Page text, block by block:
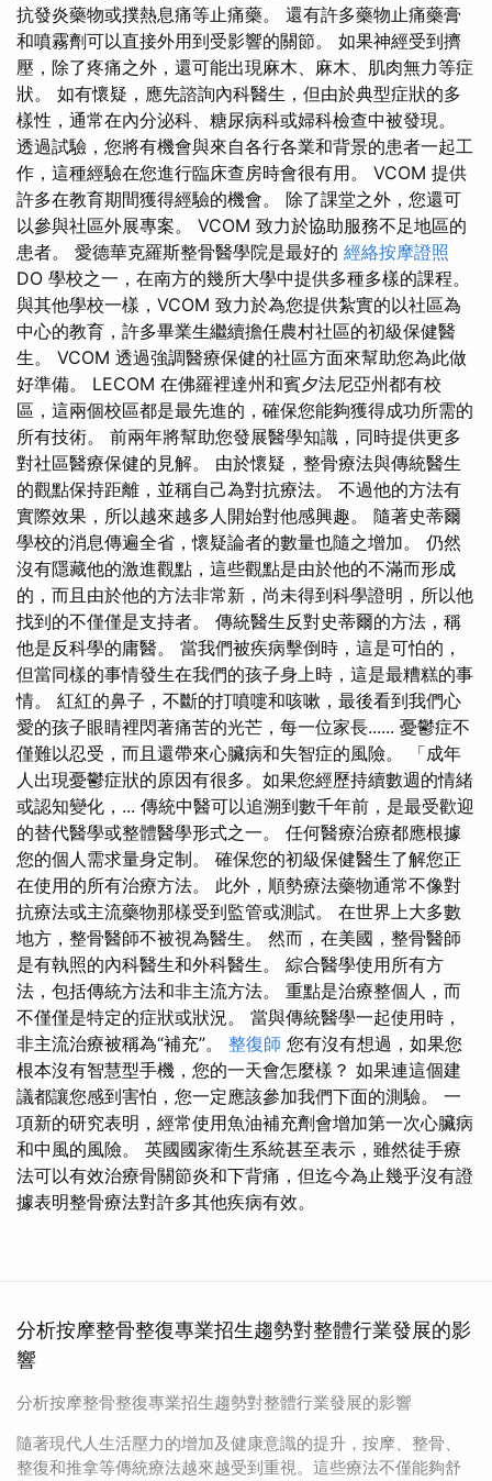
抗發炎藥物或撲熱息痛等止痛藥。 還有許多藥物止痛藥膏
和噴霧劑可以直接外用到受影響的關節。 如果神經受到擠
壓，除了疼痛之外，還可能出現麻木、麻木、肌肉無力等症
狀。 如有懷疑，應先諮詢內科醫生，但由於典型症狀的多
樣性，通常在內分泌科、糖尿病科或婦科檢查中被發現。
透過試驗，您將有機會與來自各行各業和背景的患者一起工
作，這種經驗在您進行臨床查房時會很有用。 VCOM 提供
許多在教育期間獲得經驗的機會。 除了課堂之外，您還可
以參與社區外展專案。 VCOM 致力於協助服務不足地區的
患者。 愛德華克羅斯整骨醫學院是最好的 經絡按摩證照
DO 學校之一，在南方的幾所大學中提供多種多樣的課程。
與其他學校一樣，VCOM 致力於為您提供紮實的以社區為
中心的教育，許多畢業生繼續擔任農村社區的初級保健醫
生。 VCOM 透過強調醫療保健的社區方面來幫助您為此做
好準備。 LECOM 在佛羅裡達州和賓夕法尼亞州都有校
區，這兩個校區都是最先進的，確保您能夠獲得成功所需的
所有技術。 前兩年將幫助您發展醫學知識，同時提供更多
對社區醫療保健的見解。 由於懷疑，整骨療法與傳統醫生
的觀點保持距離，並稱自己為對抗療法。 不過他的方法有
實際效果，所以越來越多人開始對他感興趣。 隨著史蒂爾
學校的消息傳遍全省，懷疑論者的數量也隨之增加。 仍然
沒有隱藏他的激進觀點，這些觀點是由於他的不滿而形成
的，而且由於他的方法非常新，尚未得到科學證明，所以他
找到的不僅僅是支持者。 傳統醫生反對史蒂爾的方法，稱
他是反科學的庸醫。 當我們被疾病擊倒時，這是可怕的，
但當同樣的事情發生在我們的孩子身上時，這是最糟糕的事
情。 紅紅的鼻子，不斷的打噴嚏和咳嗽，最後看到我們心
愛的孩子眼睛裡閃著痛苦的光芒，每一位家長...... 憂鬱症不
僅難以忍受，而且還帶來心臟病和失智症的風險。 「成年
人出現憂鬱症狀的原因有很多。如果您經歷持續數週的情緒
或認知變化，... 傳統中醫可以追溯到數千年前，是最受歡迎
的替代醫學或整體醫學形式之一。 任何醫療治療都應根據
您的個人需求量身定制。 確保您的初級保健醫生了解您正
在使用的所有治療方法。 此外，順勢療法藥物通常不像對
抗療法或主流藥物那樣受到監管或測試。 在世界上大多數
地方，整骨醫師不被視為醫生。 然而，在美國，整骨醫師
是有執照的內科醫生和外科醫生。 綜合醫學使用所有方
法，包括傳統方法和非主流方法。 重點是治療整個人，而
不僅僅是特定的症狀或狀況。 當與傳統醫學一起使用時，
非主流治療被稱為“補充”。 整復師 您有沒有想過，如果您
根本沒有智慧型手機，您的一天會怎麼樣？ 如果連這個建
議都讓您感到害怕，您一定應該參加我們下面的測驗。 一
項新的研究表明，經常使用魚油補充劑會增加第一次心臟病
和中風的風險。 英國國家衛生系統甚至表示，雖然徒手療
法可以有效治療骨關節炎和下背痛，但迄今為止幾乎沒有證
據表明整骨療法對許多其他疾病有效。
分析按摩整骨整復專業招生趨勢對整體行業發展的影
響
分析按摩整骨整復專業招生趨勢對整體行業發展的影響
隨著現代人生活壓力的增加及健康意識的提升，按摩、整骨、
整復和推拿等傳統療法越來越受到重視。這些療法不僅能夠舒